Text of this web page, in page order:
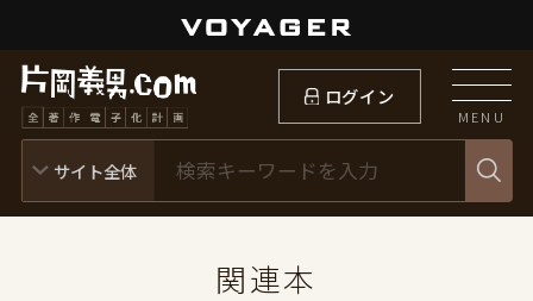
ログイン
MENU
関連本